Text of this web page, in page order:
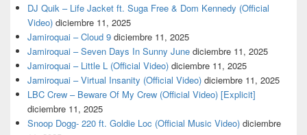
DJ Quik – Life Jacket ft. Suga Free & Dom Kennedy (Official
Video) diciembre 11, 2025
Jamiroquai – Cloud 9 diciembre 11, 2025
Jamiroquai – Seven Days In Sunny June diciembre 11, 2025
Jamiroquai – Little L (Official Video) diciembre 11, 2025
Jamiroquai – Virtual Insanity (Official Video) diciembre 11, 2025
LBC Crew – Beware Of My Crew (Official Video) [Explicit]
diciembre 11, 2025
Snoop Dogg- 220 ft. Goldie Loc (Official Music Video) diciembre